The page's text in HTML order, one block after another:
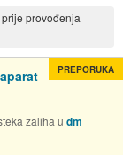
provođenja
zaliha u dm
PREPORUKA